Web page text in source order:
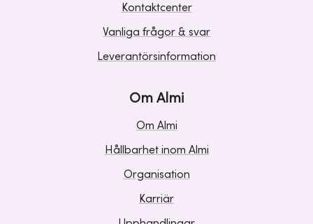
Kontaktcenter
Vanliga frågor & svar
Leverantörsinformation
Om Almi
Om Almi
Hållbarhet inom Almi
Organisation
Karriär